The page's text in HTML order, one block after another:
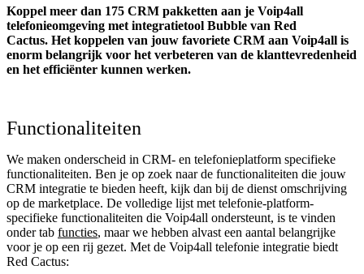
Koppel meer dan 175 CRM pakketten aan je Voip4all
telefonieomgeving met integratietool Bubble van Red
Cactus. Het koppelen van jouw favoriete CRM aan Voip4all is
enorm belangrijk voor het verbeteren van de klanttevredenheid
en het efficiënter kunnen werken.
Functionaliteiten
We maken onderscheid in CRM- en telefonieplatform specifieke
functionaliteiten. Ben je op zoek naar de functionaliteiten die jouw
CRM integratie te bieden heeft, kijk dan bij de dienst omschrijving
op de marketplace. De volledige lijst met telefonie-platform-
specifieke functionaliteiten die Voip4all ondersteunt, is te vinden
onder tab functies, maar we hebben alvast een aantal belangrijke
voor je op een rij gezet. Met de Voip4all telefonie integratie biedt
Red Cactus: